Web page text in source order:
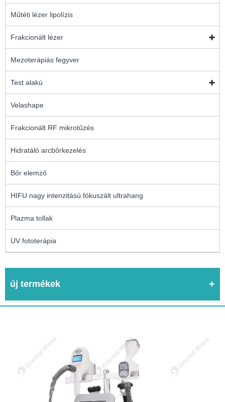
Műtéti lézer lipolízis
Frakcionált lézer
Mezoterápiás fegyver
Test alakú
Velashape
Frakcionált RF mikrotűzés
Hidratáló arcbőrkezelés
Bőr elemző
HIFU nagy intenzitású fókuszált ultrahang
Plazma tollak
UV fototerápia
új termékek